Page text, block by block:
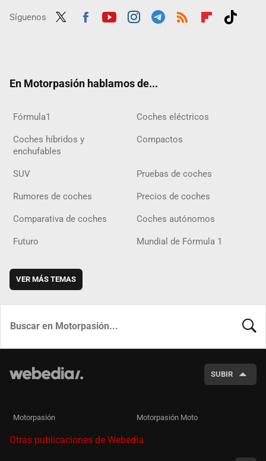
Síguenos
En Motorpasión hablamos de...
Fórmula1 Coches eléctricos
Coches híbridos y
enchufables
Compactos
SUV Pruebas de coches
Rumores de coches Precios de coches
Comparativa de coches Coches autónomos
Futuro Mundial de Fórmula 1
VER MÁS TEMAS
SUBIR
Motorpasión Motorpasión Moto
Otras publicaciones de Webedia